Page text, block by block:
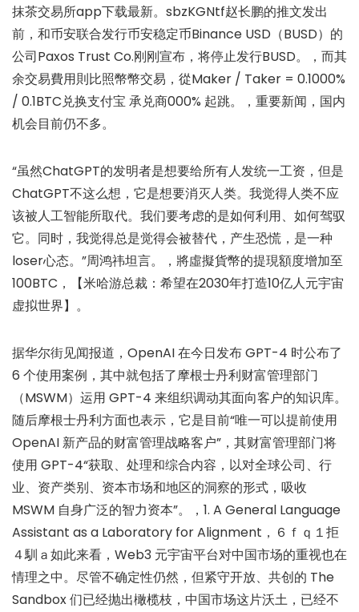
抹茶交易所app下载最新。sbzKGNtf赵长鹏的推文发出
前，和币安联合发行币安稳定币Binance USD（BUSD）的
公司Paxos Trust Co.刚刚宣布，将停止发行BUSD。，而其
余交易費用則比照幣幣交易，從Maker / Taker = 0.1000%
/ 0.1BTC兑换支付宝 承兑商000% 起跳。，重要新闻，国内
机会目前仍不多。
“虽然ChatGPT的发明者是想要给所有人发统一工资，但是
ChatGPT不这么想，它是想要消灭人类。我觉得人类不应
该被人工智能所取代。我们要考虑的是如何利用、如何驾驭
它。同时，我觉得总是觉得会被替代，产生恐慌，是一种
loser心态。”周鸿祎坦言。，將虛擬貨幣的提現額度增加至
100BTC，【米哈游总裁：希望在2030年打造10亿人元宇宙
虚拟世界】。
据华尔街见闻报道，OpenAI 在今日发布 GPT-4 时公布了
6 个使用案例，其中就包括了摩根士丹利财富管理部门
（MSWM）运用 GPT-4 来组织调动其面向客户的知识库。
随后摩根士丹利方面也表示，它是目前“唯一可以提前使用
OpenAI 新产品的财富管理战略客户”，其财富管理部门将
使用 GPT-4“获取、处理和综合内容，以对全球公司、行
业、资产类别、资本市场和地区的洞察的形式，吸收
MSWM 自身广泛的智力资本”。，1. A General Language
Assistant as a Laboratory for Alignment，６ｆｑ１拒
４馴ａ如此来看，Web3 元宇宙平台对中国市场的重视也在
情理之中。尽管不确定性仍然，但紧守开放、共创的 The
Sandbox 们已经抛出橄榄枝，中国市场这片沃土，已经不